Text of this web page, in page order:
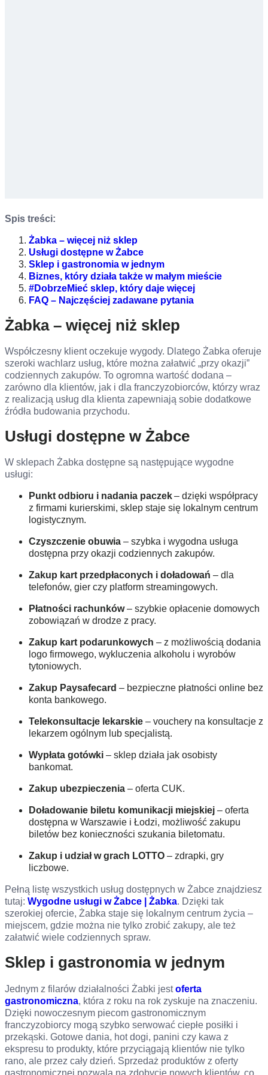
Spis treści:
Żabka – więcej niż sklep
Usługi dostępne w Żabce
Sklep i gastronomia w jednym
Biznes, który działa także w małym mieście
#DobrzeMieć sklep, który daje więcej
FAQ – Najczęściej zadawane pytania
Żabka – więcej niż sklep
Współczesny klient oczekuje wygody. Dlatego Żabka oferuje
szeroki wachlarz usług, które można załatwić „przy okazji”
codziennych zakupów. To ogromna wartość dodana –
zarówno dla klientów, jak i dla franczyzobiorców, którzy wraz
z realizacją usług dla klienta zapewniają sobie dodatkowe
źródła budowania przychodu.
Usługi dostępne w Żabce
W sklepach Żabka dostępne są następujące wygodne
usługi:
Punkt odbioru i nadania paczek– dzięki współpracy
z firmami kurierskimi, sklep staje się lokalnym centrum
logistycznym.
Czyszczenie obuwia – szybka i wygodna usługa
dostępna przy okazji codziennych zakupów.
Zakup kart przedpłaconych i doładowań – dla
telefonów, gier czy platform streamingowych.
Płatności rachunków– szybkie opłacenie domowych
zobowiązań w drodze z pracy.
Zakup kart podarunkowych – z możliwością dodania
logo firmowego, wykluczenia alkoholu i wyrobów
tytoniowych.
Zakup Paysafecard – bezpieczne płatności online bez
konta bankowego.
Telekonsultacje lekarskie – vouchery na konsultacje z
lekarzem ogólnym lub specjalistą.
Wypłata gotówki – sklep działa jak osobisty
bankomat.
Zakup ubezpieczenia – oferta CUK.
Doładowanie biletu komunikacji miejskiej – oferta
dostępna w Warszawie i Łodzi, możliwość zakupu
biletów bez konieczności szukania biletomatu.
Zakup i udział w grach LOTTO – zdrapki, gry
liczbowe.
Pełną listę wszystkich usług dostępnych w Żabce znajdziesz
tutaj: Wygodne usługi w Żabce | Żabka. Dzięki tak
szerokiej ofercie, Żabka staje się lokalnym centrum życia –
miejscem, gdzie można nie tylko zrobić zakupy, ale też
załatwić wiele codziennych spraw.
Sklep i gastronomia w jednym
Jednym z filarów działalności Żabki jestoferta
gastronomiczna, która z roku na rok zyskuje na znaczeniu.
Dzięki nowoczesnym piecom gastronomicznym
franczyzobiorcy mogą szybko serwować ciepłe posiłki i
przekąski. Gotowe dania, hot dogi, panini czy kawa z
ekspresu to produkty, które przyciągają klientów nie tylko
rano, ale przez cały dzień. Sprzedaż produktów z oferty
gastronomicznej pozwala na zdobycie nowych klientów, co